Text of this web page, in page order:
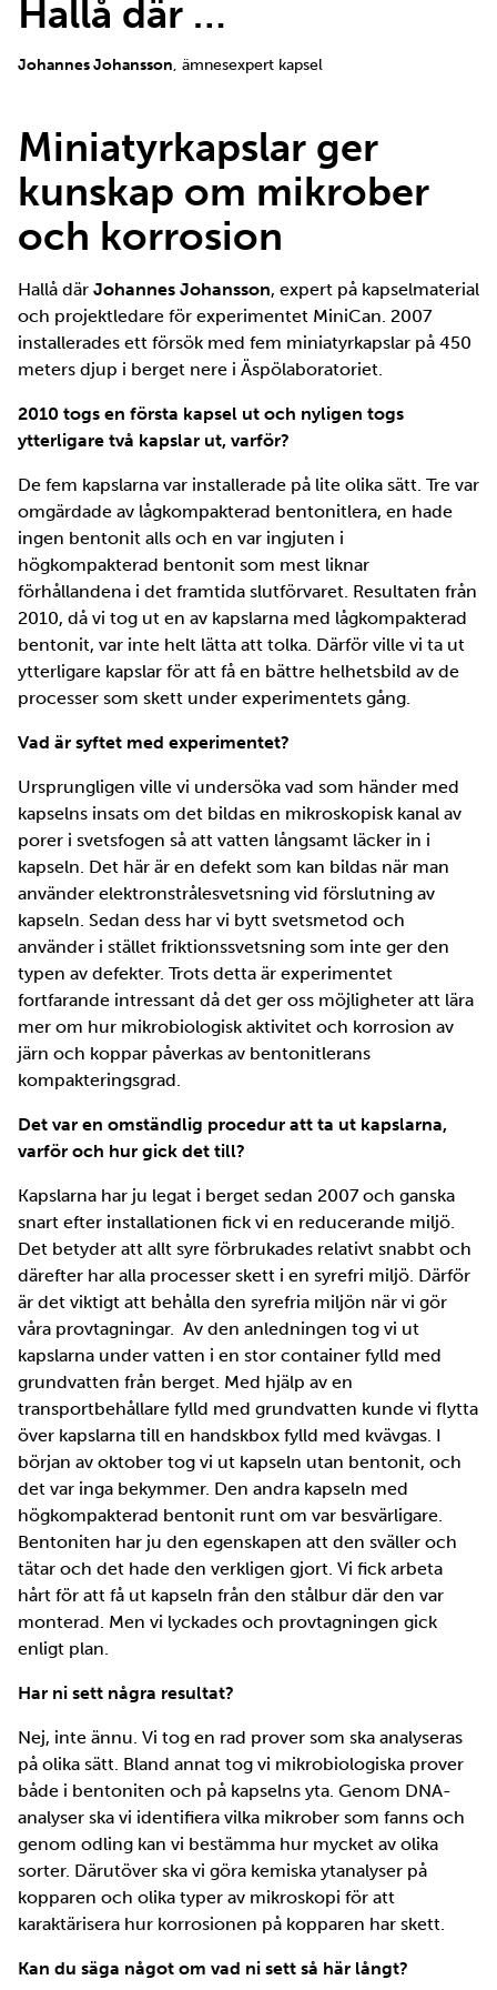
Hallå där …
Johannes Johansson, ämnesexpert kapsel
Miniatyrkapslar ger
kunskap om mikrober
och korrosion
Hallå där Johannes Johansson, expert på kapselmaterial
och projektledare för experimentet MiniCan. 2007
installerades ett försök med fem miniatyrkapslar på 450
meters djup i berget nere i Äspölaboratoriet.
2010 togs en första kapsel ut och nyligen togs
ytterligare två kapslar ut, varför?
De fem kapslarna var installerade på lite olika sätt. Tre var
omgärdade av lågkompakterad bentonitlera, en hade
ingen bentonit alls och en var ingjuten i
högkompakterad bentonit som mest liknar
förhållandena i det framtida slutförvaret. Resultaten från
2010, då vi tog ut en av kapslarna med lågkompakterad
bentonit, var inte helt lätta att tolka. Därför ville vi ta ut
ytterligare kapslar för att få en bättre helhetsbild av de
processer som skett under experimentets gång.
Vad är syftet med experimentet?
Ursprungligen ville vi undersöka vad som händer med
kapselns insats om det bildas en mikroskopisk kanal av
porer i svetsfogen så att vatten långsamt läcker in i
kapseln. Det här är en defekt som kan bildas när man
använder elektronstrålesvetsning vid förslutning av
kapseln. Sedan dess har vi bytt svetsmetod och
använder i stället friktionssvetsning som inte ger den
typen av defekter. Trots detta är experimentet
fortfarande intressant då det ger oss möjligheter att lära
mer om hur mikrobiologisk aktivitet och korrosion av
järn och koppar påverkas av bentonitlerans
kompakteringsgrad.
Det var en omständlig procedur att ta ut kapslarna,
varför och hur gick det till?
Kapslarna har ju legat i berget sedan 2007 och ganska
snart efter installationen fick vi en reducerande miljö.
Det betyder att allt syre förbrukades relativt snabbt och
därefter har alla processer skett i en syrefri miljö. Därför
är det viktigt att behålla den syrefria miljön när vi gör
våra provtagningar. Av den anledningen tog vi ut
kapslarna under vatten i en stor container fylld med
grundvatten från berget. Med hjälp av en
transportbehållare fylld med grundvatten kunde vi flytta
över kapslarna till en handskbox fylld med kvävgas. I
början av oktober tog vi ut kapseln utan bentonit, och
det var inga bekymmer. Den andra kapseln med
högkompakterad bentonit runt om var besvärligare.
Bentoniten har ju den egenskapen att den sväller och
tätar och det hade den verkligen gjort. Vi fick arbeta
hårt för att få ut kapseln från den stålbur där den var
monterad. Men vi lyckades och provtagningen gick
enligt plan.
Har ni sett några resultat?
Nej, inte ännu. Vi tog en rad prover som ska analyseras
på olika sätt. Bland annat tog vi mikrobiologiska prover
både i bentoniten och på kapselns yta. Genom DNA-
analyser ska vi identifiera vilka mikrober som fanns och
genom odling kan vi bestämma hur mycket av olika
sorter. Därutöver ska vi göra kemiska ytanalyser på
kopparen och olika typer av mikroskopi för att
karaktärisera hur korrosionen på kopparen har skett.
Kan du säga något om vad ni sett så här långt?